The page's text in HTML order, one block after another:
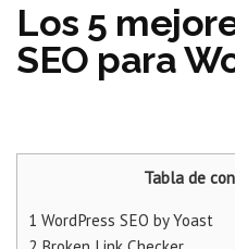
Los 5
SEO para
Tabla de
1 WordPress SEO by Yoast